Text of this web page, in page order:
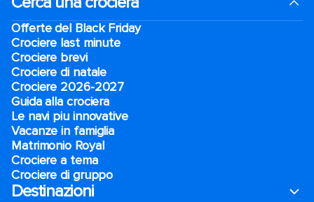
Offerte del Black Friday
Crociere last minute
Crociere brevi​
Crociere di natale​
Crociere 2026-2027
Guida alla crociera
Le navi piu innovative
Vacanze in famiglia
Matrimonio Royal
Crociere a tema
Crociere di gruppo
Destinazioni